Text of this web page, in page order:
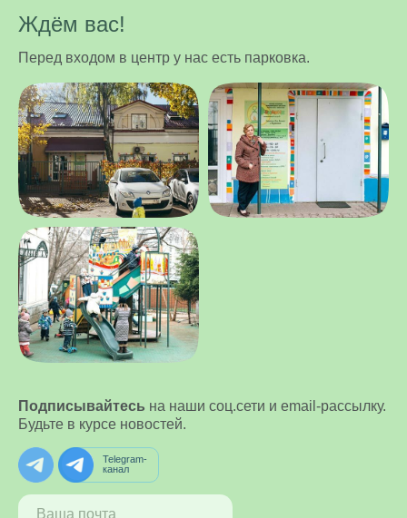
Ждём вас!
Перед входом в центр у нас есть парковка.
Подписывайтесь на наши соц.сети и email-рассылку.
Будьте в курсе новостей.
Telegram-
канал